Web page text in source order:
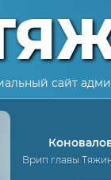
сайт
Врип главы